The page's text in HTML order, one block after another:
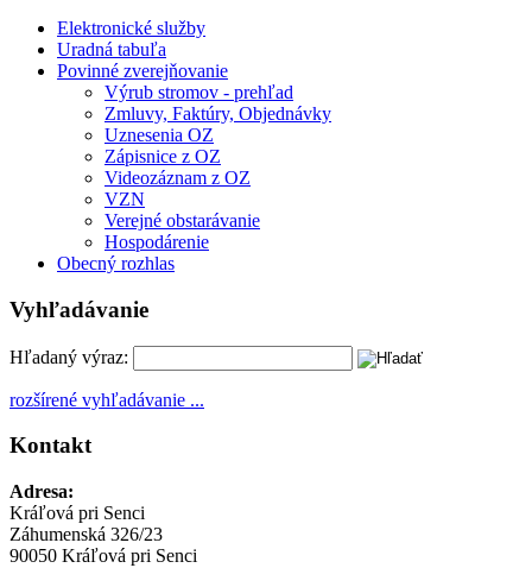
Elektronické služby
Uradná tabuľa
Povinné zverejňovanie
Výrub stromov - prehľad
Zmluvy, Faktúry, Objednávky
Uznesenia OZ
Zápisnice z OZ
Videozáznam z OZ
VZN
Verejné obstarávanie
Hospodárenie
Obecný rozhlas
Vyhľadávanie
Hľadaný výraz:
rozšírené vyhľadávanie ...
Kontakt
Adresa:
Kráľová pri Senci
Záhumenská 326/23
90050 Kráľová pri Senci